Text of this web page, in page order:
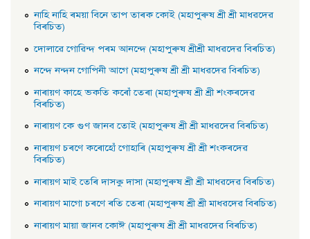
নাহি নাহি ৰময়া বিনে তাপ তাৰক কোই (মহাপুৰুষ শ্ৰী শ্ৰী মাধৱদেৱ
বিৰচিত)
দোলাৱে গােৱিন্দ পৰম আনন্দে (মহাপুৰুষ শ্ৰীশ্ৰী মাধৱদেৱ বিৰচিত)
নন্দে নন্দন গােপিনী আগে (মহাপুৰুষ শ্ৰী শ্ৰী মাধৱদেৱ বিৰচিত)
নাৰায়ণ কাহে ভকতি কৰোঁ তেৰা (মহাপুৰুষ শ্ৰী শ্ৰী শংকৰদেৱ
বিৰচিত)
নাৰায়ণ কে গুণ জানব তােই (মহাপুৰুষ শ্ৰী শ্ৰী মাধৱদেৱ বিৰচিত)
নাৰায়ণ চৰণে কৰোহোঁ গােহাৰি (মহাপুৰুষ শ্ৰী শ্ৰী শংকৰদেৱ
বিৰচিত)
নাৰায়ণ মাই তেৰি দাসকু দাসা (মহাপুৰুষ শ্ৰী শ্ৰী মাধৱদেৱ বিৰচিত)
নাৰায়ণ মাগো চৰণে ৰতি তেৰা (মহাপুৰুষ শ্ৰী শ্ৰী মাধৱদেৱ বিৰচিত)
নাৰায়ণ মায়া জানব কোঈ (মহাপুৰুষ শ্ৰী শ্ৰী মাধৱদেৱ বিৰচিত)